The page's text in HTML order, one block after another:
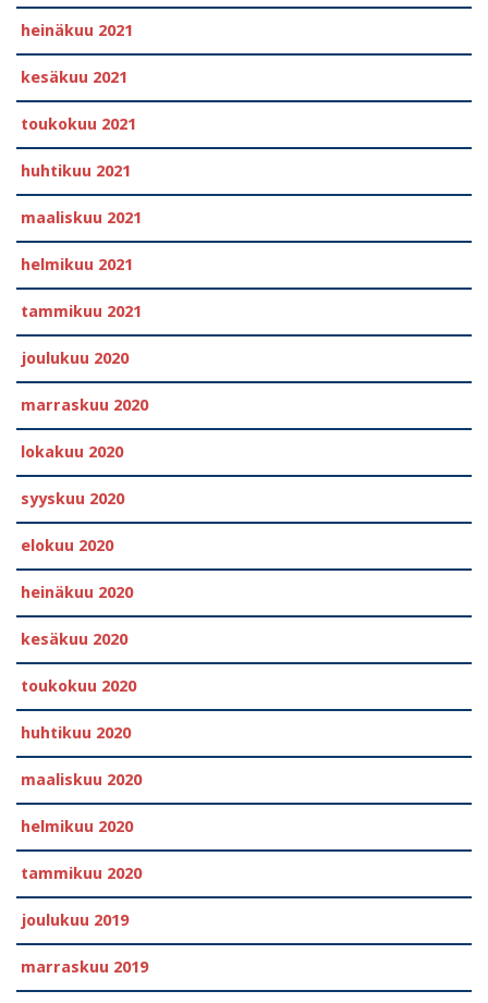
heinäkuu 2021
kesäkuu 2021
toukokuu 2021
huhtikuu 2021
maaliskuu 2021
helmikuu 2021
tammikuu 2021
joulukuu 2020
marraskuu 2020
lokakuu 2020
syyskuu 2020
elokuu 2020
heinäkuu 2020
kesäkuu 2020
toukokuu 2020
huhtikuu 2020
maaliskuu 2020
helmikuu 2020
tammikuu 2020
joulukuu 2019
marraskuu 2019